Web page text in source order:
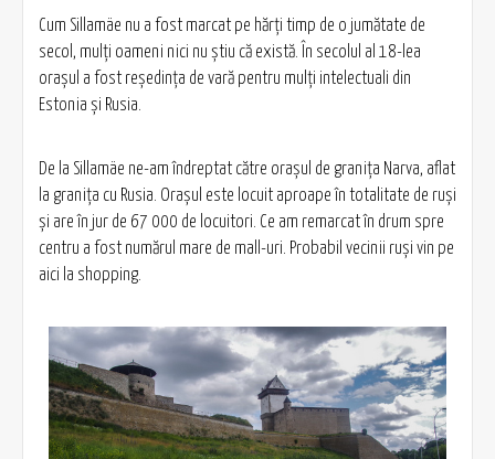
Cum Sillamäe nu a fost marcat pe hărți timp de o jumătate de
secol, mulți oameni nici nu știu că există. În secolul al 18-lea
oraşul a fost reşedinţa de vară pentru mulți intelectuali din
Estonia și Rusia.
De la Sillamäe ne-am îndreptat către oraşul de graniţa Narva, aflat
la graniţa cu Rusia. Oraşul este locuit aproape în totalitate de ruşi
şi are în jur de 67 000 de locuitori. Ce am remarcat în drum spre
centru a fost numărul mare de mall-uri. Probabil vecinii ruşi vin pe
aici la shopping.